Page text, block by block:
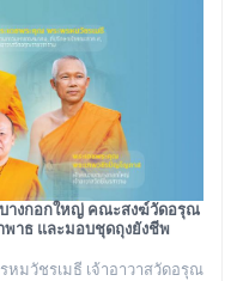
างกอกใหญ่ คณะสงฆ์วัดอรุณ
พาธ และมอบชุดถุงยังชีพ
มวัชรเมธี เจ้าอาวาสวัดอรุณ